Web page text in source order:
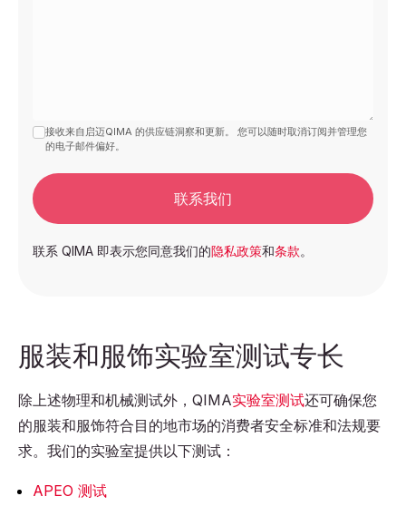
接收来自启迈QIMA 的供应链洞察和更新。 您可以随时取消订阅并管理您
的电子邮件偏好。
联系我们
联系 QIMA 即表示您同意我们的隐私政策和条款。
服装和服饰实验室测试专长
除上述物理和机械测试外，QIMA实验室测试还可确保您
的服装和服饰符合目的地市场的消费者安全标准和法规要
求。我们的实验室提供以下测试：
APEO 测试